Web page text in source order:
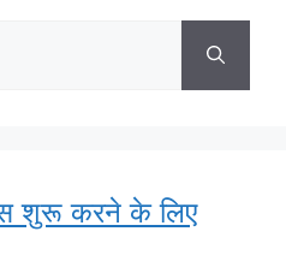
शुरू करने के लिए